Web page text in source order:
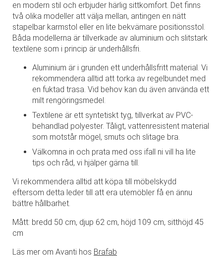
en modern stil och erbjuder härlig sittkomfort. Det finns
två olika modeller att välja mellan, antingen en nätt
stapelbar karmstol eller en lite bekvämare positionsstol.
Båda modellerna är tillverkade av aluminium och slitstark
textilene som i princip är underhållsfri.
Aluminium är i grunden ett underhållsfritt material. Vi
rekommendera alltid att torka av regelbundet med
en fuktad trasa. Vid behov kan du även använda ett
milt rengöringsmedel.
Textilene är ett syntetiskt tyg, tillverkat av PVC-
behandlad polyester. Tåligt, vattenresistent material
som motstår mögel, smuts och slitage bra.
Välkomna in och prata med oss ifall ni vill ha lite
tips och råd, vi hjälper gärna till.
Vi rekommendera alltid att köpa till möbelskydd
eftersom detta leder till att era utemöbler få en ännu
bättre hållbarhet.
Mått: bredd 50 cm, djup 62 cm, höjd 109 cm, sitthöjd 45
cm
Läs mer om Avanti hos Brafab